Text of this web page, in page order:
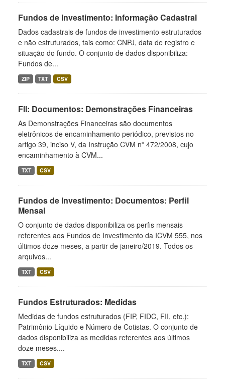
Fundos de Investimento: Informação Cadastral
Dados cadastrais de fundos de investimento estruturados
e não estruturados, tais como: CNPJ, data de registro e
situação do fundo. O conjunto de dados disponibiliza:
Fundos de...
ZIP TXT CSV
FII: Documentos: Demonstrações Financeiras
As Demonstrações Financeiras são documentos
eletrônicos de encaminhamento periódico, previstos no
artigo 39, inciso V, da Instrução CVM nº 472/2008, cujo
encaminhamento à CVM...
TXT CSV
Fundos de Investimento: Documentos: Perfil
Mensal
O conjunto de dados disponibiliza os perfis mensais
referentes aos Fundos de Investimento da ICVM 555, nos
últimos doze meses, a partir de janeiro/2019. Todos os
arquivos...
TXT CSV
Fundos Estruturados: Medidas
Medidas de fundos estruturados (FIP, FIDC, FII, etc.):
Patrimônio Líquido e Número de Cotistas. O conjunto de
dados disponibiliza as medidas referentes aos últimos
doze meses....
TXT CSV